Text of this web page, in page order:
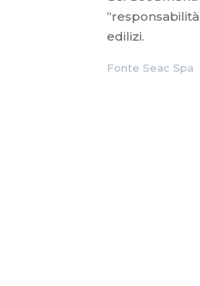
edilizi.
Fonte Seac Spa